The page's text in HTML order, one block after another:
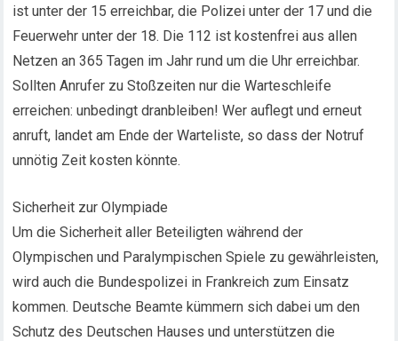
ist unter der 15 erreichbar, die Polizei unter der 17 und die
Feuerwehr unter der 18. Die 112 ist kostenfrei aus allen
Netzen an 365 Tagen im Jahr rund um die Uhr erreichbar.
Sollten Anrufer zu Stoßzeiten nur die Warteschleife
erreichen: unbedingt dranbleiben! Wer auflegt und erneut
anruft, landet am Ende der Warteliste, so dass der Notruf
unnötig Zeit kosten könnte.
Sicherheit zur Olympiade
Um die Sicherheit aller Beteiligten während der
Olympischen und Paralympischen Spiele zu gewährleisten,
wird auch die Bundespolizei in Frankreich zum Einsatz
kommen. Deutsche Beamte kümmern sich dabei um den
Schutz des Deutschen Hauses und unterstützen die